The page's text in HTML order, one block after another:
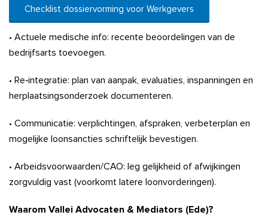
Checklist dossiervorming voor Werkgevers
• Actuele medische info: recente beoordelingen van de
bedrijfsarts toevoegen.
• Re‑integratie: plan van aanpak, evaluaties, inspanningen en
herplaatsingsonderzoek documenteren.
• Communicatie: verplichtingen, afspraken, verbeterplan en
mogelijke loonsancties schriftelijk bevestigen.
• Arbeidsvoorwaarden/CAO: leg gelijkheid of afwijkingen
zorgvuldig vast (voorkomt latere loonvorderingen).
Waarom Vallei Advocaten & Mediators (Ede)?